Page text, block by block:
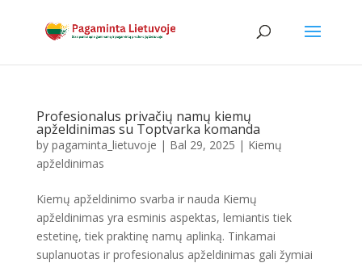
Profesionalus privačių namų kiemų
apželdinimas su Toptvarka komanda
by pagaminta_lietuvoje | Bal 29, 2025 | Kiemų
apželdinimas
Kiemų apželdinimo svarba ir nauda Kiemų
apželdinimas yra esminis aspektas, lemiantis tiek
estetinę, tiek praktinę namų aplinką. Tinkamai
suplanuotas ir profesionalus apželdinimas gali žymiai